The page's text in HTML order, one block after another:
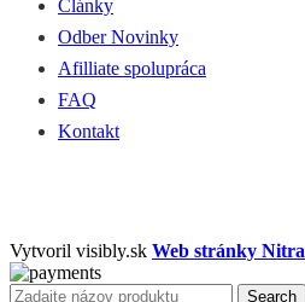
Články
Odber Novinky
Afilliate spolupráca
FAQ
Kontakt
Vytvoril visibly.sk Web stránky Nitra
Search